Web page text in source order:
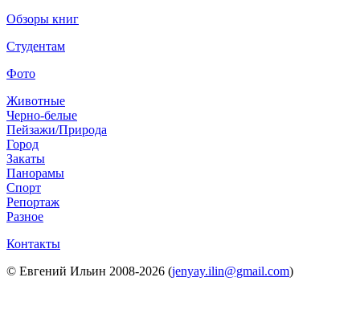
Обзоры книг
Студентам
Фото
Животные
Черно-белые
Пейзажи/Природа
Город
Закаты
Панорамы
Спорт
Репортаж
Разное
Контакты
© Евгений Ильин 2008-2026 (jenyay.ilin@gmail.com)